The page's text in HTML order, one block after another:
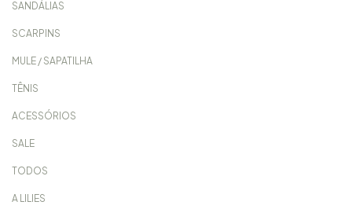
SANDÁLIAS
SCARPINS
MULE / SAPATILHA
TÊNIS
ACESSÓRIOS
SALE
TODOS
A LILIES